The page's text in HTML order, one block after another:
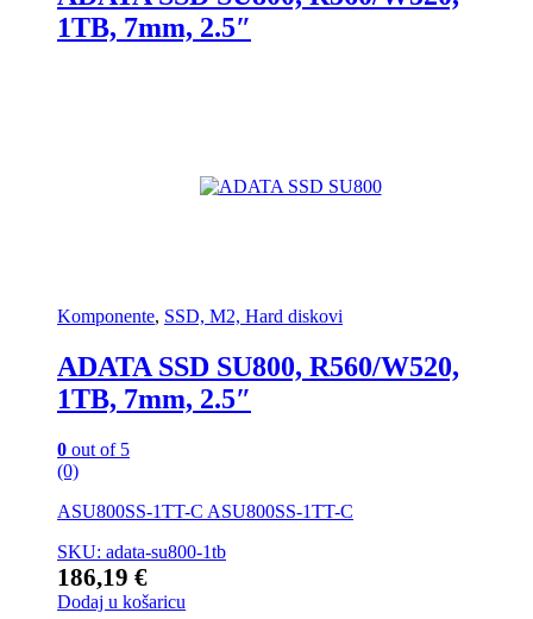
1TB, 7mm, 2.5″
Komponente, SSD, M2, Hard diskovi
ADATA SSD SU800, R560/W520,
1TB, 7mm, 2.5″
0 out of 5
(0)
ASU800SS-1TT-C ASU800SS-1TT-C
SKU: adata-su800-1tb
186,19 €
Dodaj u košaricu